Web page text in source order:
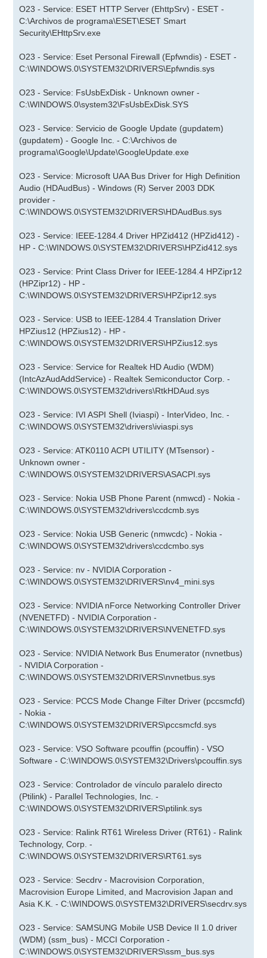
O23 - Service: ESET HTTP Server (EhttpSrv) - ESET -
C:\Archivos de programa\ESET\ESET Smart
Security\EHttpSrv.exe
O23 - Service: Eset Personal Firewall (Epfwndis) - ESET -
C:\WINDOWS.0\SYSTEM32\DRIVERS\Epfwndis.sys
O23 - Service: FsUsbExDisk - Unknown owner -
C:\WINDOWS.0\system32\FsUsbExDisk.SYS
O23 - Service: Servicio de Google Update (gupdatem)
(gupdatem) - Google Inc. - C:\Archivos de
programa\Google\Update\GoogleUpdate.exe
O23 - Service: Microsoft UAA Bus Driver for High Definition
Audio (HDAudBus) - Windows (R) Server 2003 DDK
provider -
C:\WINDOWS.0\SYSTEM32\DRIVERS\HDAudBus.sys
O23 - Service: IEEE-1284.4 Driver HPZid412 (HPZid412) -
HP - C:\WINDOWS.0\SYSTEM32\DRIVERS\HPZid412.sys
O23 - Service: Print Class Driver for IEEE-1284.4 HPZipr12
(HPZipr12) - HP -
C:\WINDOWS.0\SYSTEM32\DRIVERS\HPZipr12.sys
O23 - Service: USB to IEEE-1284.4 Translation Driver
HPZius12 (HPZius12) - HP -
C:\WINDOWS.0\SYSTEM32\DRIVERS\HPZius12.sys
O23 - Service: Service for Realtek HD Audio (WDM)
(IntcAzAudAddService) - Realtek Semiconductor Corp. -
C:\WINDOWS.0\SYSTEM32\drivers\RtkHDAud.sys
O23 - Service: IVI ASPI Shell (Iviaspi) - InterVideo, Inc. -
C:\WINDOWS.0\SYSTEM32\drivers\iviaspi.sys
O23 - Service: ATK0110 ACPI UTILITY (MTsensor) -
Unknown owner -
C:\WINDOWS.0\SYSTEM32\DRIVERS\ASACPI.sys
O23 - Service: Nokia USB Phone Parent (nmwcd) - Nokia -
C:\WINDOWS.0\SYSTEM32\drivers\ccdcmb.sys
O23 - Service: Nokia USB Generic (nmwcdc) - Nokia -
C:\WINDOWS.0\SYSTEM32\drivers\ccdcmbo.sys
O23 - Service: nv - NVIDIA Corporation -
C:\WINDOWS.0\SYSTEM32\DRIVERS\nv4_mini.sys
O23 - Service: NVIDIA nForce Networking Controller Driver
(NVENETFD) - NVIDIA Corporation -
C:\WINDOWS.0\SYSTEM32\DRIVERS\NVENETFD.sys
O23 - Service: NVIDIA Network Bus Enumerator (nvnetbus)
- NVIDIA Corporation -
C:\WINDOWS.0\SYSTEM32\DRIVERS\nvnetbus.sys
O23 - Service: PCCS Mode Change Filter Driver (pccsmcfd)
- Nokia -
C:\WINDOWS.0\SYSTEM32\DRIVERS\pccsmcfd.sys
O23 - Service: VSO Software pcouffin (pcouffin) - VSO
Software - C:\WINDOWS.0\SYSTEM32\Drivers\pcouffin.sys
O23 - Service: Controlador de vínculo paralelo directo
(Ptilink) - Parallel Technologies, Inc. -
C:\WINDOWS.0\SYSTEM32\DRIVERS\ptilink.sys
O23 - Service: Ralink RT61 Wireless Driver (RT61) - Ralink
Technology, Corp. -
C:\WINDOWS.0\SYSTEM32\DRIVERS\RT61.sys
O23 - Service: Secdrv - Macrovision Corporation,
Macrovision Europe Limited, and Macrovision Japan and
Asia K.K. - C:\WINDOWS.0\SYSTEM32\DRIVERS\secdrv.sys
O23 - Service: SAMSUNG Mobile USB Device II 1.0 driver
(WDM) (ssm_bus) - MCCI Corporation -
C:\WINDOWS.0\SYSTEM32\DRIVERS\ssm_bus.sys